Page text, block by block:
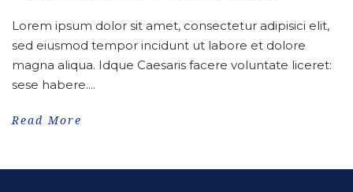
Lorem ipsum dolor sit amet, consectetur adipisici elit,
sed eiusmod tempor incidunt ut labore et dolore
magna aliqua. Idque Caesaris facere voluntate liceret:
sese habere....
Read More